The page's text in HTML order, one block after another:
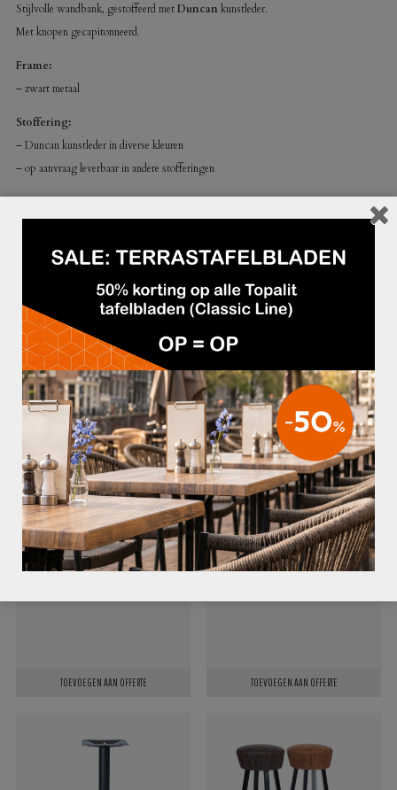
Stijlvolle wandbank, gestoffeerd metDuncankunstleder.
Met knopen gecapitonneerd.
Frame:
– zwart metaal
Stoffering:
– Duncan kunstleder in diverse kleuren
– op aanvraag leverbaar in andere stofferingen
Afmetingen:
– Zithoogte: 48 cm
GERELATEERDE PRODUCTEN
BARKRUK TEDDY BRUIN €89,95
TOEVOEGEN AAN OFFERTE
BARKRUK OCEAN KOFFIE €89,95
TOEVOEGEN AAN OFFERTE